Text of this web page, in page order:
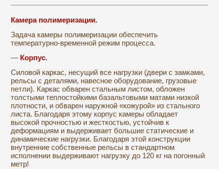
Камера полимеризации.
Задача камеры полимеризации обеспечить
температурно-временной режим процесса.
— Корпус.
Силовой каркас, несущий все нагрузки (двери с замками,
рельсы с деталями, навесное оборудование, грузовые
петли). Каркас обварен стальным листом, обложен
толстыми теплостойкими базальтовыми матами низкой
плотности, и обварен наружной «кожурой» из стального
листа. Благодаря этому корпус камеры обладает
высокой прочностью и жесткостью, устойчив к
деформациям и выдерживает большие статические и
динамические нагрузки. Благодаря этой конструкции
внутренние собственные рельсы в стандартном
исполнении выдерживают нагрузку до 120 кг на погонный
метр!